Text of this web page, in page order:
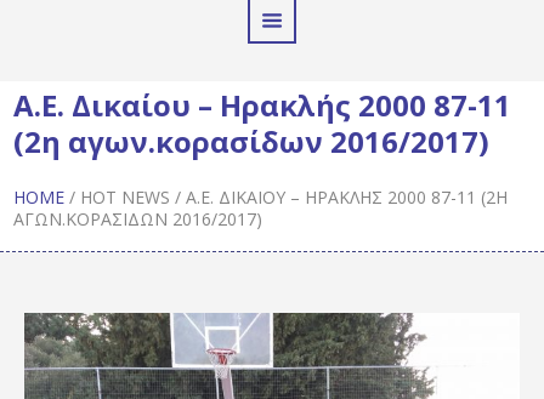
Α.Ε. Δικαίου – Ηρακλής 2000 87-11
(2η αγων.κορασίδων 2016/2017)
HOME / HOT NEWS /Α.Ε. ΔΙΚΑΊΟΥ – ΗΡΑΚΛΉΣ 2000 87-11 (2Η
ΑΓΩΝ.ΚΟΡΑΣΊΔΩΝ 2016/2017)